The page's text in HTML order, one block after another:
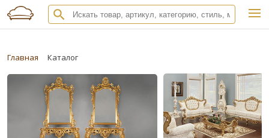
Главная Каталог